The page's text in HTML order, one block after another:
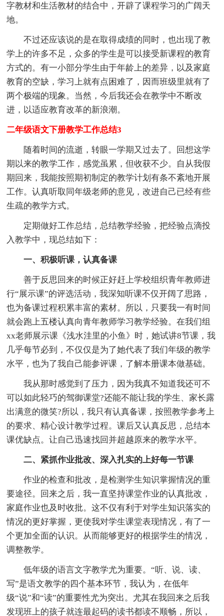
字教材和生活教材的结合中，开辟了课程学习的广阔天
地。
不过还应该说的是在取得成绩的同时，也出现了教
学上的许多不足，众多的学生是可以接受新课程的教育
方式的。有一小部分学生由于年龄上的差异，以及家庭
教育的空缺，学习上就有点困难了，因而班级里就有了
两个极端的现象。当然，今后我还会在教学中不断改
进，以适应教育改革的新浪潮。
二年级语文下册教学工作总结3
随着时间的流逝，转眼一学期又过去了。回想这学
期以来的教学工作，感觉虽累，但收获不少。自从我假
期回来，我能按照期初制定的教学计划有条不紊地开展
工作。认真听取同年级老师的意见，改进自己已经有些
生疏的教学方式。
定期做好工作总结，总结教学经验，把经验点滴投
入教学中，现总结如下：
一、积极听课，认真备课
善于反思回来的时候正好赶上学校组织青年教师进
行“展示课”的评选活动，我深知听课不仅开阔了思路，
也为备课过程积累丰富的素材。所以，只要我一有时间
就会跑上五楼认真向青年教师学习教学经验。在我们组
xx老师展示课《浅水洼里的小鱼》时，她试讲8节课，我
几乎每节必到，不仅仅是为了她代表了我们年级的教学
水平，也为了我自己能参评课，了解本册课本做基础。
我从那时感觉到了压力，因为我真不知道我还可不
可以如此轻巧的驾御课堂?还能不能让我的学生、家长露
出满意的微笑?所以，我只有认真备课，按照教学参考上
的要求、精心设计教学过程。课后又认真反思，总结本
课优缺点。让自己迅速找回并超越原来的教学水平。
二、紧抓作业批改、深入扎实的上好每一节课
作业的检查和批改，是检测学生知识掌握情况的重
要途径。回来之后，我一直坚持课堂作业的认真批改，
家庭作业也及时收批。这不仅有利于对学生知识落实的
情况的更好掌握，更使我对学生课堂表现情况，有了一
个更加全面的认识。从而能够更好的根据学生的情况，
调整教学。
低年级的语言文字教学尤为重要。“听、说、读、
写”是语文教学的四个基本环节，我认为，在低年
级“说”和“读”的重要性尤为突出。尤其在我回来之后我
发现班上的孩子就连最起码的读书都读不顺畅，所以，